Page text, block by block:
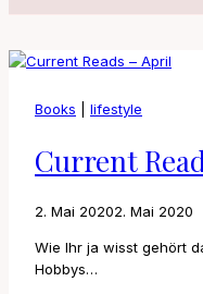
Books lifestyle
Current
2. Mai 20202. Mai 2020
Wie Ihr ja wisst gehört
Hobbys…